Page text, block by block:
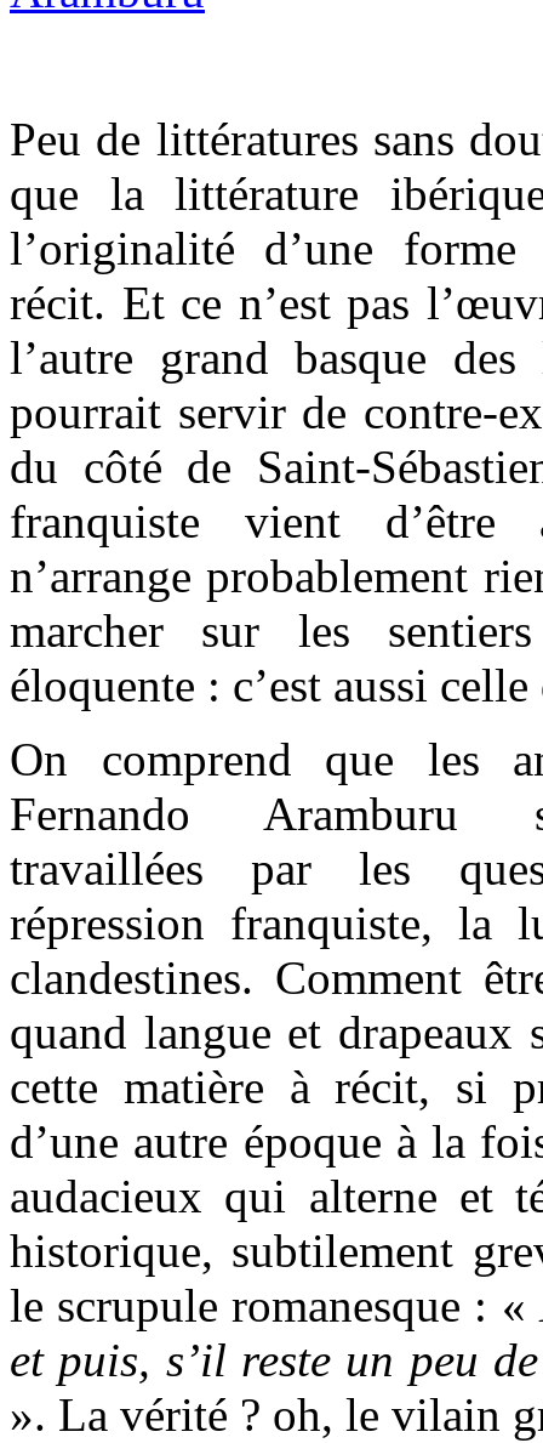
Peu de littératures sans
que la littérature
l’originalité d’une
récit. Et ce n’est pas
l’autre grand basque
pourrait servir de contre-
du côté de Saint-
franquiste vient d’être
n’arrange probablement
marcher sur les
éloquente : c’est aussi
On comprend que les
Fernando Aramburu
travaillées par les
répression franquiste, la
clandestines. Comment
quand langue et
cette matière à récit, si
d’une autre époque à la
audacieux qui alterne et
historique, subtilement
le scrupule romanesque : «
et puis, s’il reste un peu
». La vérité ? oh, le vilain